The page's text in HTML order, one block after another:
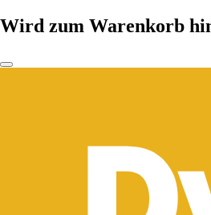
Wird zum Warenkorb